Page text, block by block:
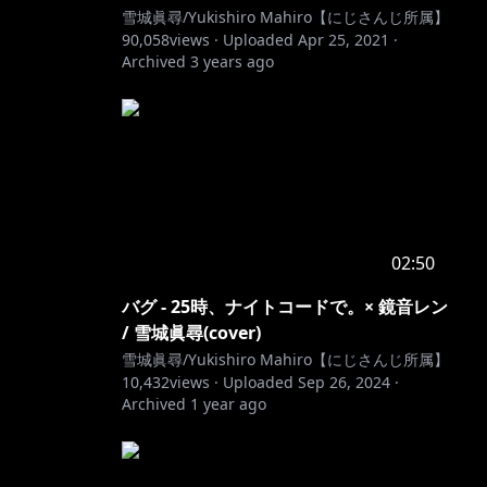
雪城眞尋/Yukishiro Mahiro【にじさんじ所属】
90,058views · Uploaded Apr 25, 2021 ·
Archived 3 years ago
02:50
バグ - 25時、ナイトコードで。× 鏡音レン
/ 雪城眞尋(cover)
雪城眞尋/Yukishiro Mahiro【にじさんじ所属】
10,432views · Uploaded Sep 26, 2024 ·
Archived 1 year ago